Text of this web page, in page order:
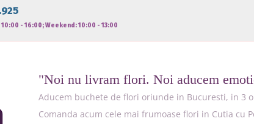
- 16:00; Weekend: 10:00 - 13:00
"Noi nu livram flori. Noi aducem
Aducem buchete de flori oriunde in Bucuresti, in 3
Comanda acum cele mai frumoase flori in Cutia cu